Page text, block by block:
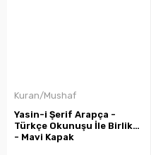
Kuran/Mushaf
Yasin-i Şerif Arapça -
Türkçe Okunuşu İle Birlikte
- Mavi Kapak